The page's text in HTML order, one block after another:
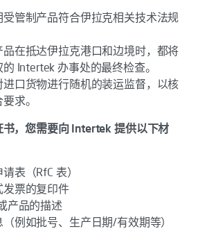
管制产品符合伊拉克相关技术法规
在抵达伊拉克港口和边境时，都将
Intertek 办事处的最终检查。
口货物进行随机的装运监督，以核
求。
，您需要向 Intertek 提供以下材
表（RfC 表）
票的复印件
产品的描述
例如批号、生产日期/有效期等）